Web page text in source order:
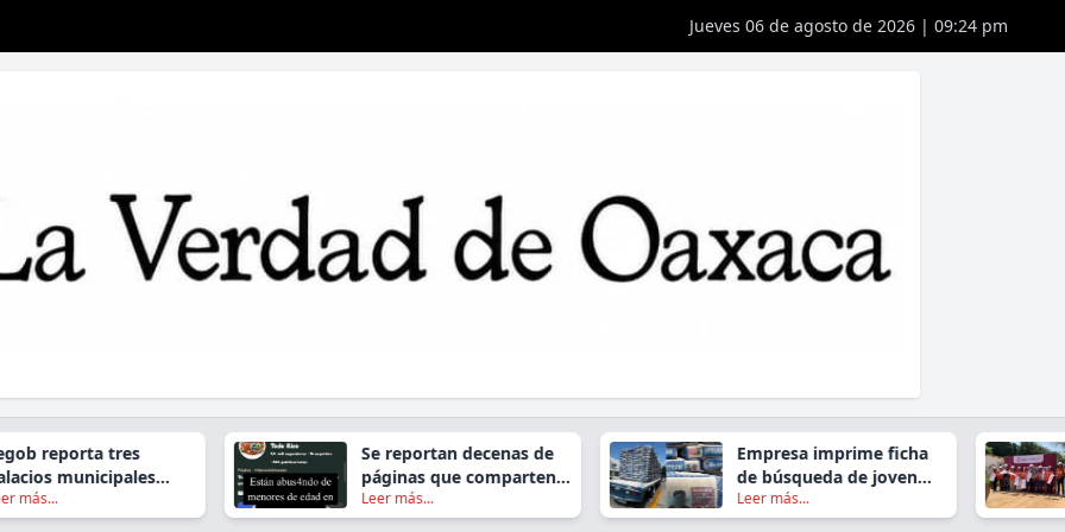
Jueves 06 de agosto de 2026 | 09:24 pm
reporta tres
municipales
en Oaxaca
Se reportan decenas de
páginas que comparten
contenido ilegal de
Abuso sexual Infantil.
Leer más...
Empresa imprime ficha
de búsqueda de joven
desaparecido en
empaques de cal
Leer más...